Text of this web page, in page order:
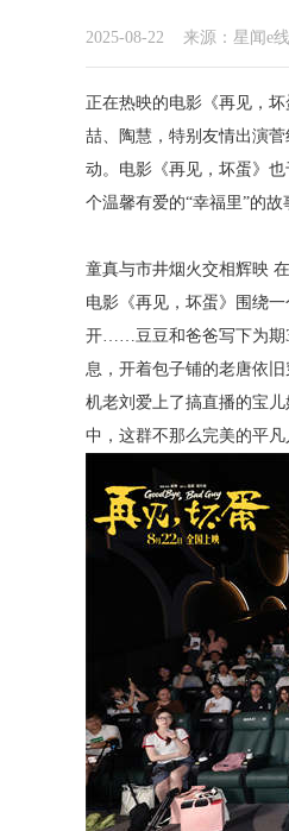
2025-08-22 来源：星闻e线
正在热映的电影《再见，
喆、陶慧，特别友情出演
动。电影《再见，坏蛋》
个温馨有爱的“幸福里”的故
童真与市井烟火交相辉映
电影《再见，坏蛋》围绕
开……豆豆和爸爸写下为期
息，开着包子铺的老唐依
机老刘爱上了搞直播的宝
中，这群不那么完美的平